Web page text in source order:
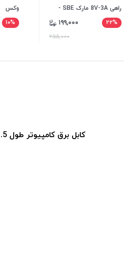
راهی 8V-3A مارک SBE -
آداپتور مودم
۲۲% ۱۹۹,۰۰۰
۲۵۵,۰۰۰
وکس
۱۰%
کابل برق کامپیوتر طول 1.5 متر xVOX